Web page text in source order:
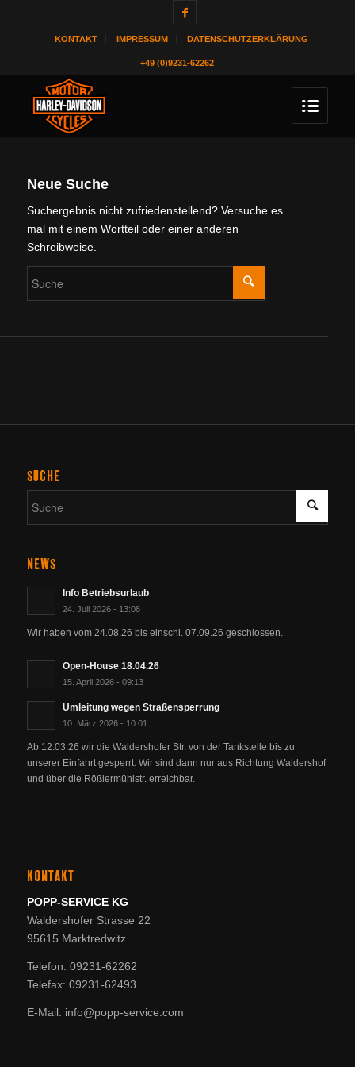
KONTAKT IMPRESSUM DATENSCHUTZERKLÄRUNG
+49 (0)9231-62262
Neue Suche
Suchergebnis nicht zufriedenstellend? Versuche es
mal mit einem Wortteil oder einer anderen
Schreibweise.
SUCHE
NEWS
Info Betriebsurlaub
24. Juli 2026 - 13:08
Wir haben vom 24.08.26 bis einschl. 07.09.26 geschlossen.
Open-House 18.04.26
15. April 2026 - 09:13
Umleitung wegen Straßensperrung
10. März 2026 - 10:01
Ab 12.03.26 wir die Waldershofer Str. von der Tankstelle bis zu
unserer Einfahrt gesperrt. Wir sind dann nur aus Richtung Waldershof
und über die Rößlermühlstr. erreichbar.
KONTAKT
POPP-SERVICE KG
Waldershofer Strasse 22
95615 Marktredwitz
Telefon: 09231-62262
Telefax: 09231-62493
E-Mail: info@popp-service.com